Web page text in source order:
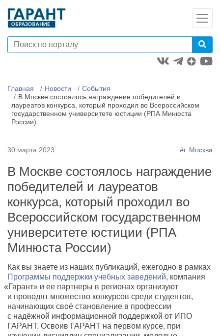
Главная Новости
События
В Москве состоялось награждение победителей и
лауреатов конкурса, который проходил во Всероссийском
государственном университете юстиции (РПА Минюста
России)
30 марта 2023 #г. Москва
В Москве состоялось награждение
победителей и лауреатов
конкурса, который проходил во
Всероссийском государственном
университете юстиции (РПА
Минюста России)
Как вы знаете из наших публикаций, ежегодно в рамках
Программы поддержки учебных заведений, компания
«Гарант» и ее партнеры в регионах организуют
и проводят множество конкурсов среди студентов,
начинающих своё становление в профессии
с надёжной информационной поддержкой от ИПО
ГАРАНТ. Освоив ГАРАНТ на первом курсе, при